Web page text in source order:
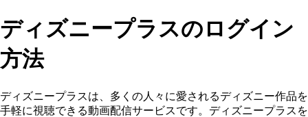
ディズニープラスのログイン
方法
ディズニープラスは、多くの人々に愛されるディズニー作品を
手軽に視聴できる動画配信サービスです。ディズニープラスを